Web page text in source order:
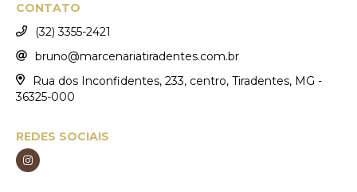
CONTATO
(32) 3355-2421
bruno@marcenariatiradentes.com.br
Rua dos Inconfidentes, 233, centro, Tiradentes, MG -
36325-000
REDES SOCIAIS